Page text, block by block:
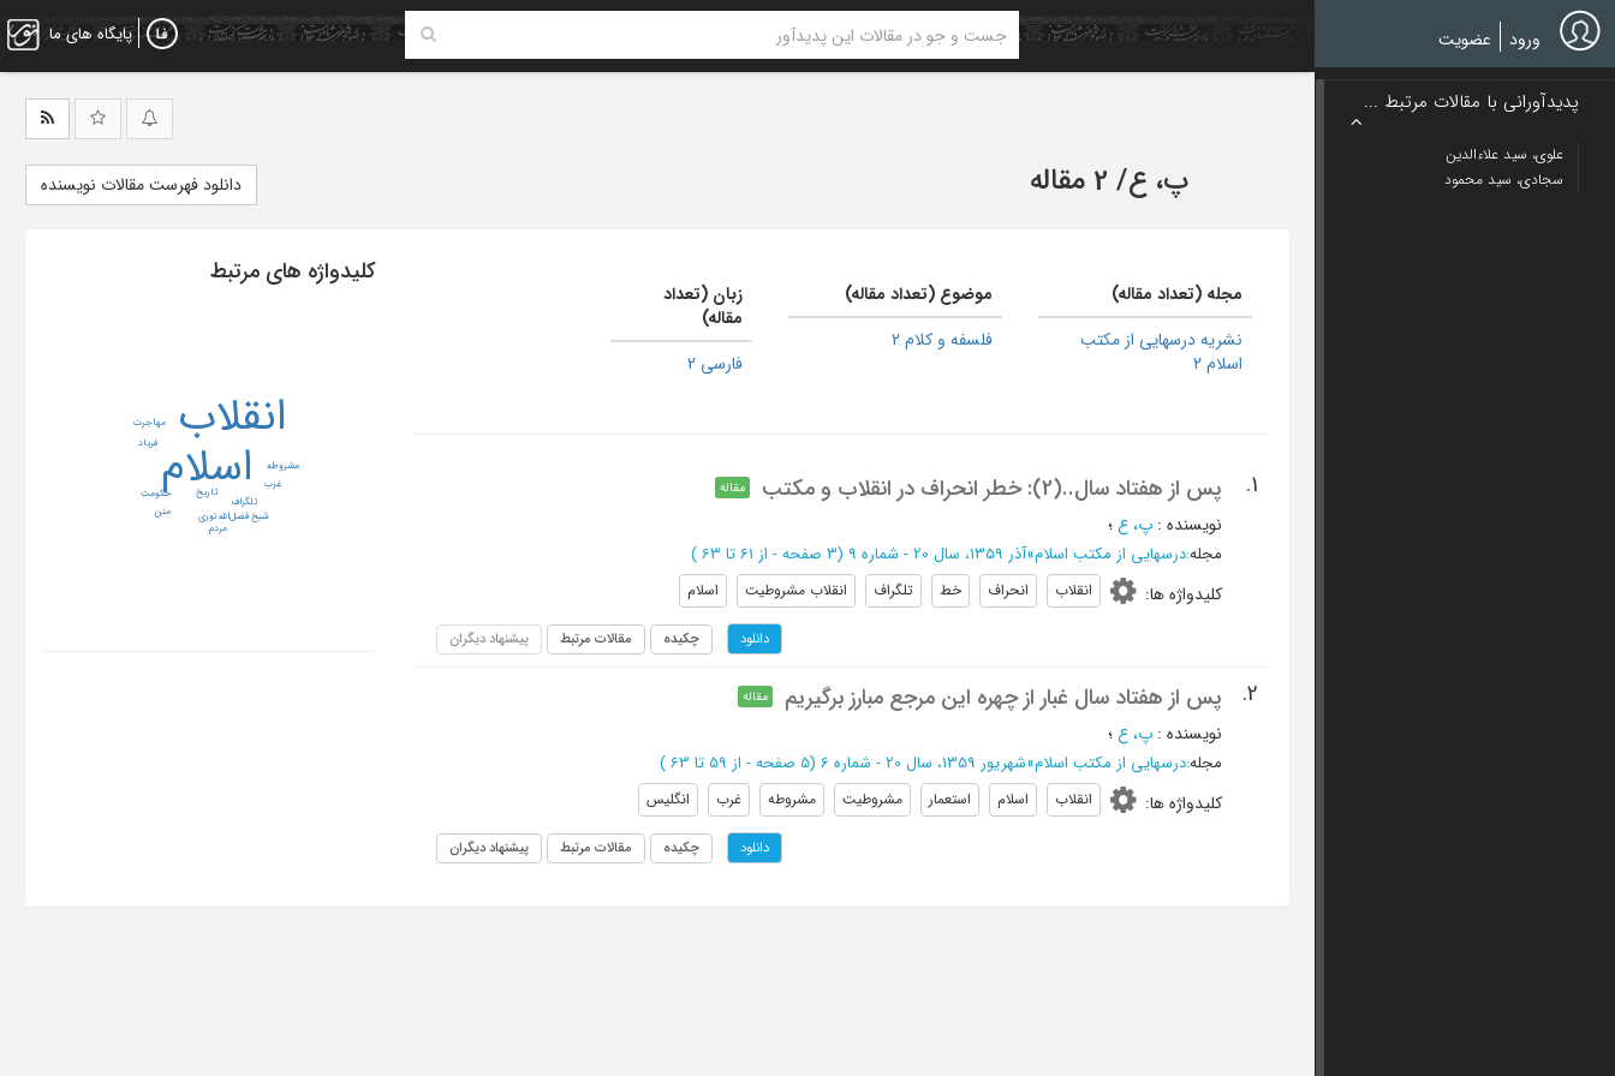
Skip
to
main
پایگاه های ما ورود عضویت
پدیدآورانی با مقالات مرتبط ...
علوی، سید علاءالدین
سجادی، سید محمود
پ، ع/ 2 مقاله دانلود فهرست مقالات نویسنده
مجله (تعداد مقاله)
نشریه درسهایی از مکتب
اسلام 2
موضوع (تعداد مقاله)
فلسفه و کلام 2
زبان (تعداد
مقاله)
فارسی 2
1. پس از هفتاد سال..(2): خطر انحراف در انقلاب و مکتب مقاله
نویسنده : پ، ع؛
مجله:درسهایی از مکتب اسلام»آذر 1359، سال 20 - شماره 9 (‎3 صفحه - از 61 تا 63 )
کلیدواژه ها: انقلاب انحراف خط تلگراف انقلاب مشروطیت اسلام
دانلود چکیده مقالات مرتبط پیشنهاد دیگران
2. پس از هفتاد سال غبار از چهره این مرجع مبارز برگیریم مقاله
نویسنده : پ، ع؛
مجله:درسهایی از مکتب اسلام»شهريور 1359، سال 20 - شماره 6 (‎5 صفحه - از 59 تا 63 )
کلیدواژه ها: انقلاب اسلام استعمار مشروطیت مشروطه غرب انگلیس
دانلود چکیده مقالات مرتبط پیشنهاد دیگران
کلیدواژه های مرتبط
اسلام
انقلاب
تاریخ
تلگراف
حکومت
شیخ فضل‌الله نوری
غرب
فریاد
متن
مردم
مشروطه
مهاجرت